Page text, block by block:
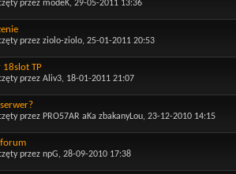
przez modeK, 29-05-2011 13:36
przez ziolo-ziolo, 25-01-2011 20:53
18slot TP
przez Aliv3, 18-01-2011 21:07
przez PRO57AR aKa zbakanyLou, 23-12-2010 14:15
przez npG, 28-09-2010 17:38